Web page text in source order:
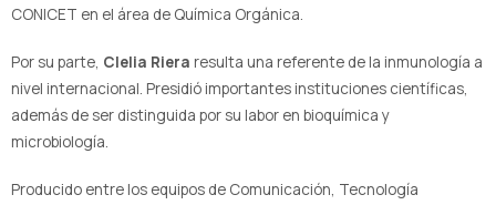
CONICET en el área de Química Orgánica.
Por su parte, Clelia Riera resulta una referente de la inmunología a
nivel internacional. Presidió importantes instituciones científicas,
además de ser distinguida por su labor en bioquímica y
microbiología.
Producido entre los equipos de Comunicación, Tecnología